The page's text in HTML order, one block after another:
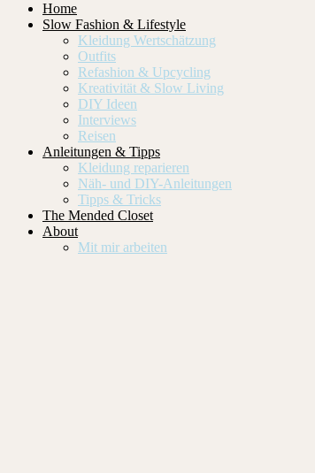
Home
Slow Fashion & Lifestyle
Kleidung Wertschätzung
Outfits
Refashion & Upcycling
Kreativität & Slow Living
DIY Ideen
Interviews
Reisen
Anleitungen & Tipps
Kleidung reparieren
Näh- und DIY-Anleitungen
Tipps & Tricks
The Mended Closet
About
Mit mir arbeiten